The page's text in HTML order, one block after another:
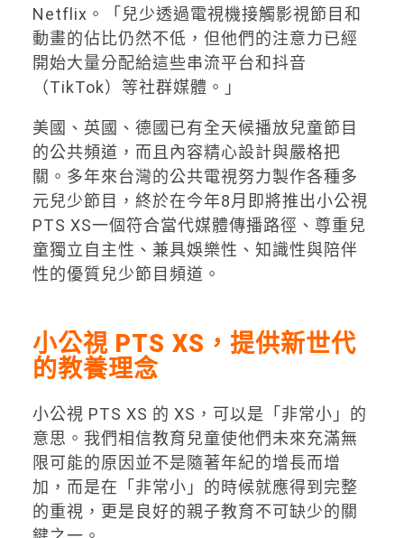
Netflix。「兒少透過電視機接觸影視節目和
動畫的佔比仍然不低，但他們的注意力已經
開始大量分配給這些串流平台和抖音
（TikTok）等社群媒體。」
美國、英國、德國已有全天候播放兒童節目
的公共頻道，而且內容精心設計與嚴格把
關。多年來台灣的公共電視努力製作各種多
元兒少節目，終於在今年8月即將推出小公視
PTS XS一個符合當代媒體傳播路徑、尊重兒
童獨立自主性、兼具娛樂性、知識性與陪伴
性的優質兒少節目頻道。
小公視 PTS XS，提供新世代
的教養理念
小公視 PTS XS 的 XS，可以是「非常小」的
意思。我們相信教育兒童使他們未來充滿無
限可能的原因並不是隨著年紀的增長而增
加，而是在「非常小」的時候就應得到完整
的重視，更是良好的親子教育不可缺少的關